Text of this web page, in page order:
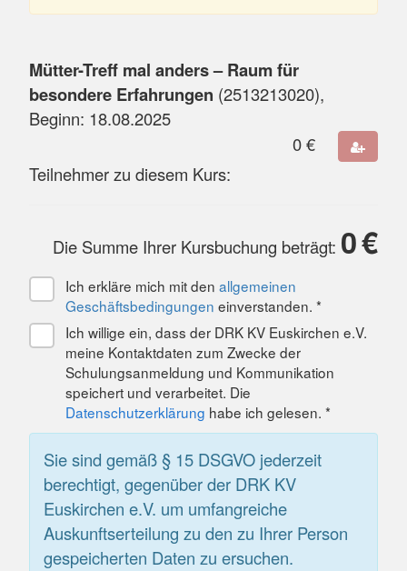
Mütter-Treff mal anders – Raum für
besondere Erfahrungen (2513213020),
Beginn: 18.08.2025
0€
Teilnehmer zu diesem Kurs:
Die Summe Ihrer Kursbuchung beträgt: 0€
Ich erkläre mich mit den allgemeinen
Geschäftsbedingungen einverstanden. *
Ich willige ein, dass der DRK KV Euskirchen e.V.
meine Kontaktdaten zum Zwecke der
Schulungsanmeldung und Kommunikation
speichert und verarbeitet. Die
Datenschutzerklärung habe ich gelesen. *
Sie sind gemäß § 15 DSGVO jederzeit
berechtigt, gegenüber der DRK KV
Euskirchen e.V. um umfangreiche
Auskunftserteilung zu den zu Ihrer Person
gespeicherten Daten zu ersuchen.